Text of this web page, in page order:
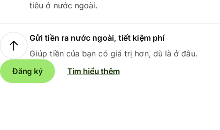
tiêu ở nước ngoài.
Gửi tiền ra nước ngoài, tiết kiệm phí
Giúp tiền của bạn có giá trị hơn, dù là ở đâu.
Đăng ký
Tìm hiểu thêm